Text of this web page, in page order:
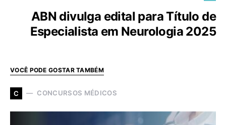
ABN divulga edital para Título de
Especialista em Neurologia 2025
VOCÊ PODE GOSTAR TAMBÉM
C CONCURSOS MÉDICOS